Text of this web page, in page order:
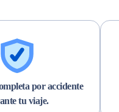
por accidente
tu viaje.